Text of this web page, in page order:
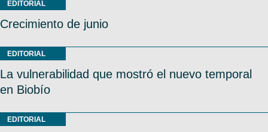
EDITORIAL
Crecimiento de junio
EDITORIAL
La vulnerabilidad que mostró el nuevo temporal
en Biobío
EDITORIAL